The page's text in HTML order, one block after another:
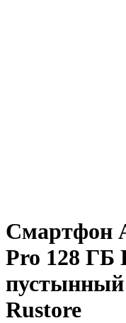
Смартфон
Pro 128 ГБ
пустынный
Rustore